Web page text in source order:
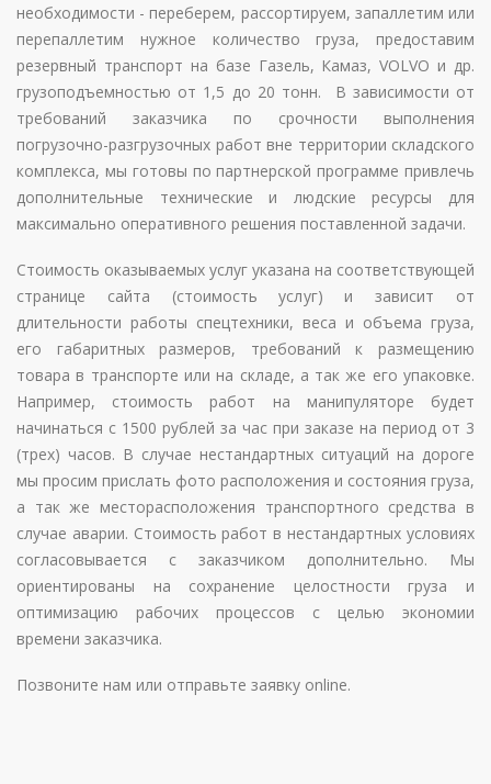
необходимости - переберем, рассортируем, запаллетим или
перепаллетим нужное количество груза, предоставим
резервный транспорт на базе Газель, Камаз, VOLVO и др.
грузоподъемностью от 1,5 до 20 тонн. В зависимости от
требований заказчика по срочности выполнения
погрузочно-разгрузочных работ вне территории складского
комплекса, мы готовы по партнерской программе привлечь
дополнительные технические и людские ресурсы для
максимально оперативного решения поставленной задачи.
Стоимость оказываемых услуг указана на соответствующей
странице сайта (стоимость услуг) и зависит от
длительности работы спецтехники, веса и объема груза,
его габаритных размеров, требований к размещению
товара в транспорте или на складе, а так же его упаковке.
Например, стоимость работ на манипуляторе будет
начинаться с 1500 рублей за час при заказе на период от 3
(трех) часов. В случае нестандартных ситуаций на дороге
мы просим прислать фото расположения и состояния груза,
а так же месторасположения транспортного средства в
случае аварии. Стоимость работ в нестандартных условиях
согласовывается с заказчиком дополнительно.
Мы
ориентированы на сохранение целостности груза и
оптимизацию рабочих процессов с целью экономии
времени заказчика.
Позвоните нам или отправьте заявку online.